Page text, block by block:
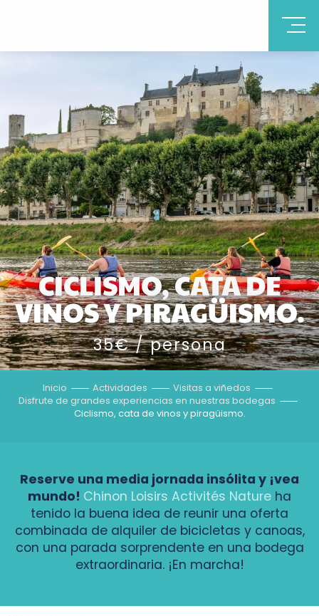
CICLISMO, CATA DE
VINOS Y PIRAGÜISMO.
35€ / persona
Inicio Actividades
Visitas a viñedos
Disfrute de grandes experiencias en nuestras bodegas
Ciclismo, cata de vinos y piragüismo.
Reserve una media jornada insólita y ¡vea
mundo! Chinon Loisirs Activités Nature ha
tenido la buena idea de reunir una oferta
combinada de alquiler de bicicletas y canoas,
con una parada sorprendente en una bodega
extraordinaria. ¡En marcha!